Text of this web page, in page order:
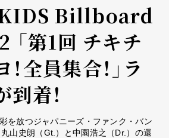
Billboard
第1回 チキチ
全員集合！」ラ
着！
を放つジャパニーズ・ファンク・バン
山史朗（Gt.）と中園浩之（Dr.）の還